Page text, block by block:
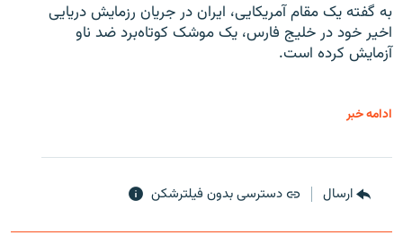
به گفته یک مقام آمریکایی، ایران در جریان رزمایش دریایی
اخیر خود در خلیج فارس، یک موشک کوتاه‌برد ضد ناو
آزمایش کرده است.
ادامه خبر
ارسال دسترسی بدون فیلترشکن